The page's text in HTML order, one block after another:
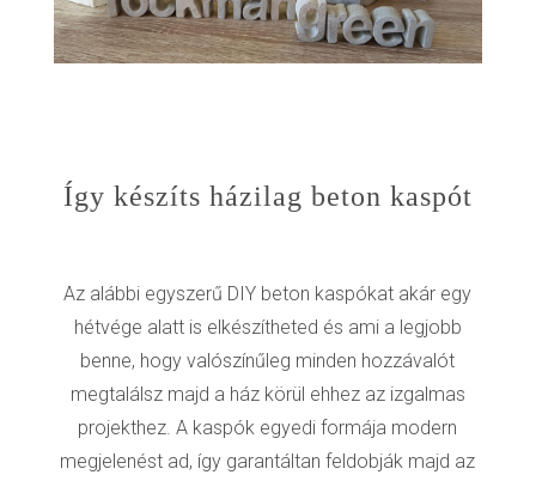
Így készíts házilag beton kaspót
Az alábbi egyszerű DIY beton kaspókat akár egy
hétvége alatt is elkészítheted és ami a legjobb
benne, hogy valószínűleg minden hozzávalót
megtalálsz majd a ház körül ehhez az izgalmas
projekthez. A kaspók egyedi formája modern
megjelenést ad, így garantáltan feldobják majd az